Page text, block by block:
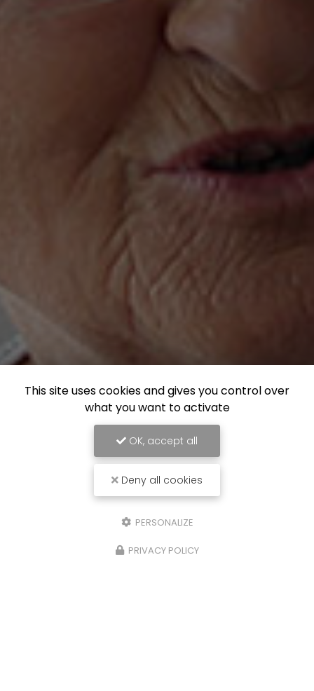
This site uses cookies and gives you control over
what you want to activate
OK, accept all
Deny all cookies
PERSONALIZE
PRIVACY POLICY